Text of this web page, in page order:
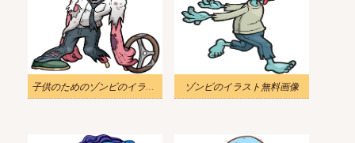
子供のためのゾンビのイラスト無料 ゾンビのイラスト無料画像